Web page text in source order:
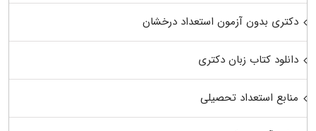
دکتری بدون آزمون استعداد درخشان
دانلود کتاب زبان دکتری
منابع استعداد تحصیلی